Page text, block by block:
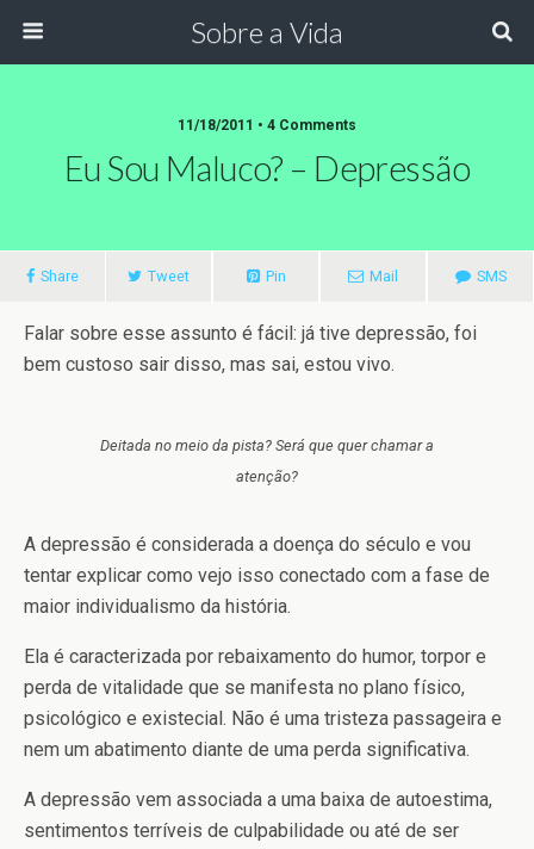
Sobre a Vida
11/18/2011 • 4 Comments
Eu Sou Maluco? – Depressão
Share Tweet Pin Mail SMS
Falar sobre esse assunto é fácil: já tive depressão, foi
bem custoso sair disso, mas sai, estou vivo.
Deitada no meio da pista? Será que quer chamar a
atenção?
A depressão é considerada a doença do século e vou
tentar explicar como vejo isso conectado com a fase de
maior individualismo da história.
Ela é caracterizada por rebaixamento do humor, torpor e
perda de vitalidade que se manifesta no plano físico,
psicológico e existecial. Não é uma tristeza passageira e
nem um abatimento diante de uma perda significativa.
A depressão vem associada a uma baixa de autoestima,
sentimentos terríveis de culpabilidade ou até de ser